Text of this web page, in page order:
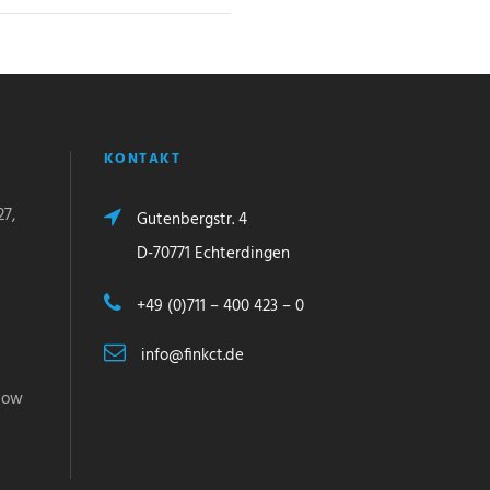
KONTAKT
Gutenbergstr. 4
D-70771 Echterdingen
+49 (0)711 – 400 423 – 0
info@finkct.de